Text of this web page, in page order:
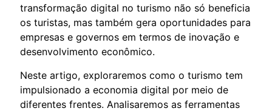
transformação digital no turismo não só beneficia
os turistas, mas também gera oportunidades para
empresas e governos em termos de inovação e
desenvolvimento econômico.
Neste artigo, exploraremos como o turismo tem
impulsionado a economia digital por meio de
diferentes frentes. Analisaremos as ferramentas